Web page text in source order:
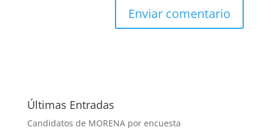
Últimas Entradas
Candidatos de MORENA por encuesta